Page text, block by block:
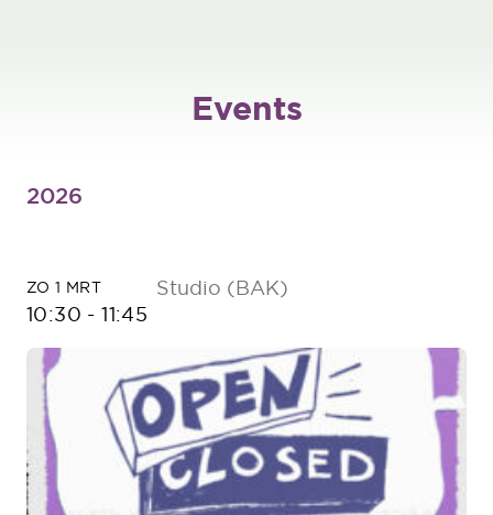
Events
2026
ZO 1 MRT
10:30 -11:45
Studio (BAK)